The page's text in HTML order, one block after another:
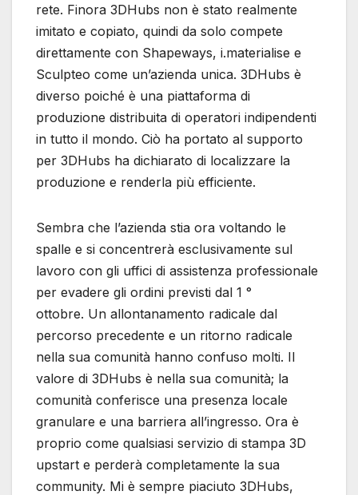
rete. Finora 3DHubs non è stato realmente
imitato e copiato, quindi da solo compete
direttamente con Shapeways, i.materialise e
Sculpteo come un’azienda unica. 3DHubs è
diverso poiché è una piattaforma di
produzione distribuita di operatori indipendenti
in tutto il mondo. Ciò ha portato al supporto
per 3DHubs ha dichiarato di localizzare la
produzione e renderla più efficiente.
Sembra che l’azienda stia ora voltando le
spalle e si concentrerà esclusivamente sul
lavoro con gli uffici di assistenza professionale
per evadere gli ordini previsti dal 1 °
ottobre. Un allontanamento radicale dal
percorso precedente e un ritorno radicale
nella sua comunità hanno confuso molti. Il
valore di 3DHubs è nella sua comunità; la
comunità conferisce una presenza locale
granulare e una barriera all’ingresso. Ora è
proprio come qualsiasi servizio di stampa 3D
upstart e perderà completamente la sua
community. Mi è sempre piaciuto 3DHubs,